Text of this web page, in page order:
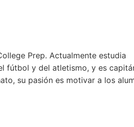
Prep. Actualmente estudia
fútbol y del atletismo, y es
su pasión es motivar a los